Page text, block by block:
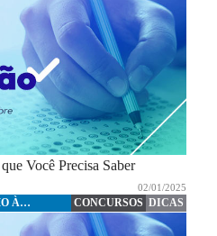
Você Precisa Saber
02/01/2025
À
CONCURSOS DICAS